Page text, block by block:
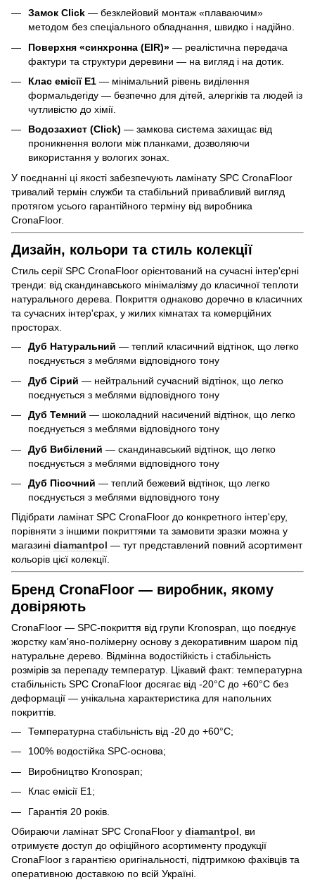
Замок Click — безклейовий монтаж «плаваючим»
методом без спеціального обладнання, швидко і надійно.
Поверхня «синхронна (EIR)» — реалістична передача
фактури та структури деревини — на вигляд і на дотик.
Клас емісії E1 — мінімальний рівень виділення
формальдегіду — безпечно для дітей, алергіків та людей із
чутливістю до хімії.
Водозахист (Click) — замкова система захищає від
проникнення вологи між планками, дозволяючи
використання у вологих зонах.
У поєднанні ці якості забезпечують ламінату SPC CronaFloor
тривалий термін служби та стабільний привабливий вигляд
протягом усього гарантійного терміну від виробника
CronaFloor.
Дизайн, кольори та стиль колекції
Стиль серії SPC CronaFloor орієнтований на сучасні інтер'єрні
тренди: від скандинавського мінімалізму до класичної теплоти
натурального дерева. Покриття однаково доречно в класичних
та сучасних інтер'єрах, у жилих кімнатах та комерційних
просторах.
Дуб Натуральний — теплий класичний відтінок, що легко
поєднується з меблями відповідного тону
Дуб Сірий — нейтральний сучасний відтінок, що легко
поєднується з меблями відповідного тону
Дуб Темний — шоколадний насичений відтінок, що легко
поєднується з меблями відповідного тону
Дуб Вибілений — скандинавський відтінок, що легко
поєднується з меблями відповідного тону
Дуб Пісочний — теплий бежевий відтінок, що легко
поєднується з меблями відповідного тону
Підібрати ламінат SPC CronaFloor до конкретного інтер'єру,
порівняти з іншими покриттями та замовити зразки можна у
магазині diamantpol — тут представлений повний асортимент
кольорів цієї колекції.
Бренд CronaFloor — виробник, якому
довіряють
CronaFloor — SPC-покриття від групи Kronospan, що поєднує
жорстку кам'яно-полімерну основу з декоративним шаром під
натуральне дерево. Відмінна водостійкість і стабільність
розмірів за перепаду температур. Цікавий факт: температурна
стабільність SPC CronaFloor досягає від -20°C до +60°C без
деформації — унікальна характеристика для напольних
покриттів.
Температурна стабільність від -20 до +60°C;
100% водостійка SPC-основа;
Виробництво Kronospan;
Клас емісії E1;
Гарантія 20 років.
Обираючи ламінат SPC CronaFloor у diamantpol , ви
отримуєте доступ до офіційного асортименту продукції
CronaFloor з гарантією оригінальності, підтримкою фахівців та
оперативною доставкою по всій Україні.